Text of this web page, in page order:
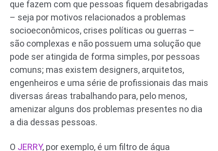
que fazem com que pessoas fiquem desabrigadas
– seja por motivos relacionados a problemas
socioeconômicos, crises políticas ou guerras –
são complexas e não possuem uma solução que
pode ser atingida de forma simples, por pessoas
comuns; mas existem designers, arquitetos,
engenheiros e uma série de profissionais das mais
diversas áreas trabalhando para, pelo menos,
amenizar alguns dos problemas presentes no dia
a dia dessas pessoas.
O JERRY, por exemplo, é um filtro de água